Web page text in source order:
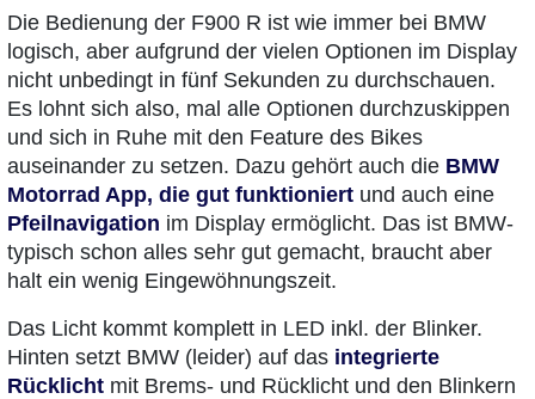
Die Bedienung der F900 R ist wie immer bei BMW
logisch, aber aufgrund der vielen Optionen im Display
nicht unbedingt in fünf Sekunden zu durchschauen.
Es lohnt sich also, mal alle Optionen durchzuskippen
und sich in Ruhe mit den Feature des Bikes
auseinander zu setzen. Dazu gehört auch die BMW
Motorrad App, die gut funktioniert und auch eine
Pfeilnavigation im Display ermöglicht. Das ist BMW-
typisch schon alles sehr gut gemacht, braucht aber
halt ein wenig Eingewöhnungszeit.
Das Licht kommt komplett in LED inkl. der Blinker.
Hinten setzt BMW (leider) auf das integrierte
Rücklicht mit Brems- und Rücklicht und den Blinkern